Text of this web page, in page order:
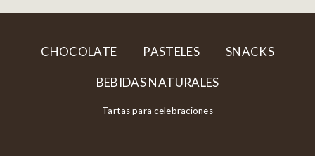
CHOCOLATE PASTELES SNACKS
BEBIDAS NATURALES
Tartas para celebraciones